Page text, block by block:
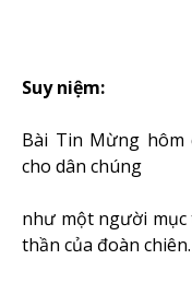
Suy niệm:
Bài Tin Mừng hôm
cho dân chúng
như một người mục
thần của đoàn chiên.